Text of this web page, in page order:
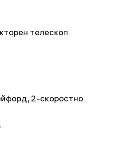
телескоп
2-скоростно